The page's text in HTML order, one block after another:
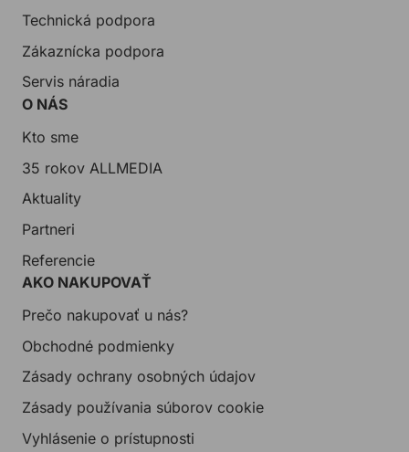
Technická podpora
Zákaznícka podpora
Servis náradia
O NÁS
Kto sme
35 rokov ALLMEDIA
Aktuality
Partneri
Referencie
AKO NAKUPOVAŤ
Prečo nakupovať u nás?
Obchodné podmienky
Zásady ochrany osobných údajov
Zásady používania súborov cookie
Vyhlásenie o prístupnosti